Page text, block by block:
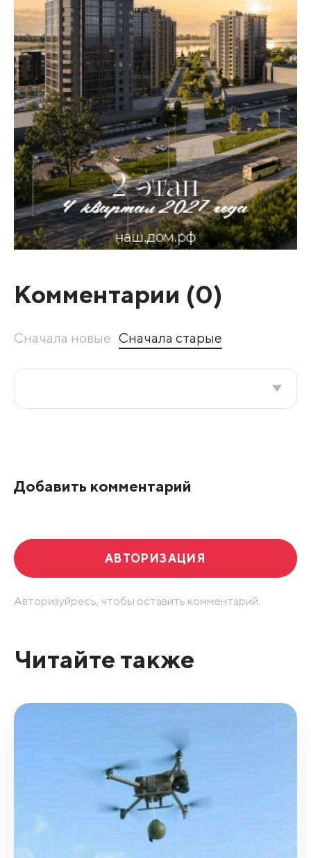
Комментарии (0)
Сначала новые Сначала старые
Добавить комментарий
АВТОРИЗАЦИЯ
Авторизуйресь, чтобы оставить комментарий.
Читайте также